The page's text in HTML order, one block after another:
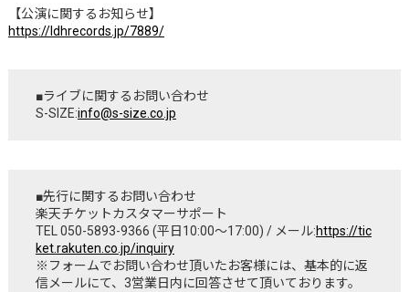
【公演に関するお知らせ】
https://ldhrecords.jp/7889/
■ライブに関するお問い合わせ
S-SIZE:info@s-size.co.jp
■先行に関するお問い合わせ
楽天チケットカスタマーサポート
TEL 050-5893-9366 (平日10:00〜17:00) / メール:https://tic
ket.rakuten.co.jp/inquiry
※フォームでお問い合わせ頂いたお客様には、基本的に返
信メールにて、3営業日内に回答させて頂いております。